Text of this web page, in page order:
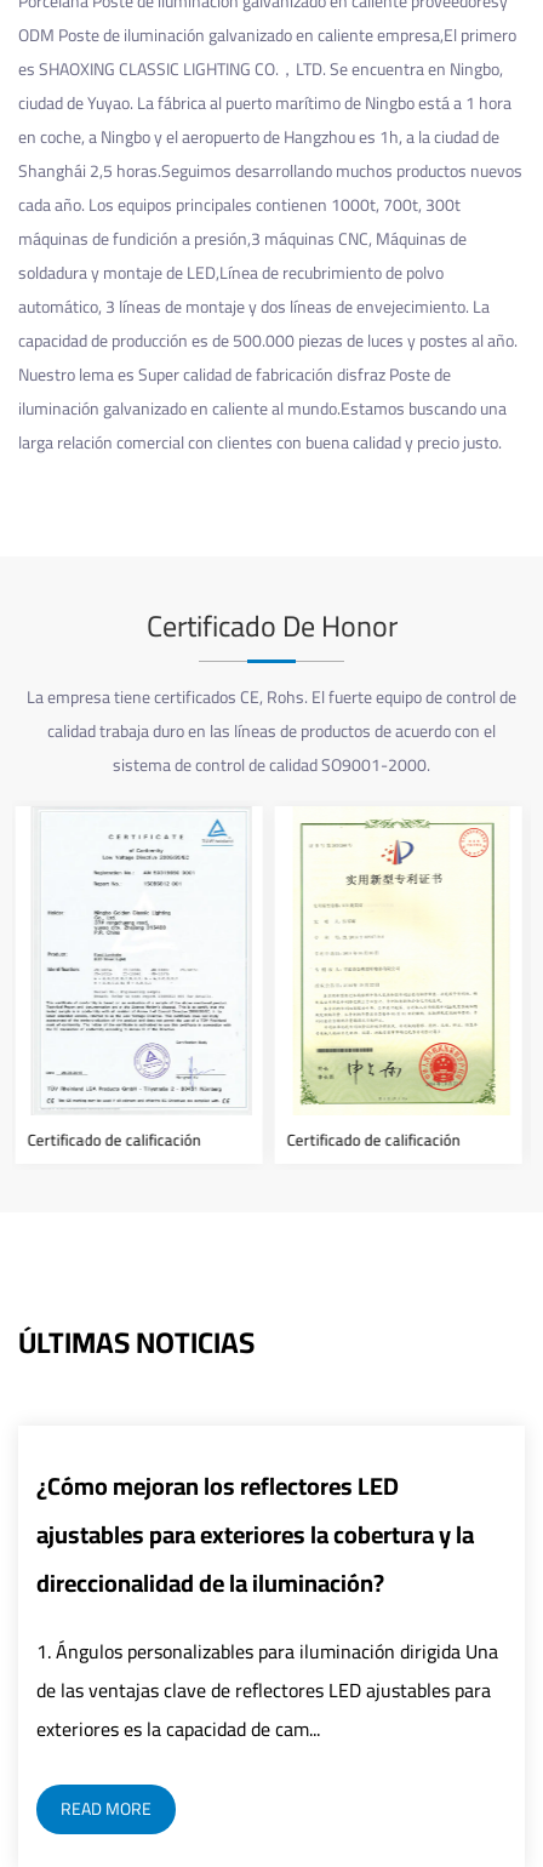
ODM Poste de iluminación galvanizado en caliente empresa,El primero
es SHAOXING CLASSIC LIGHTING CO.，LTD. Se encuentra en Ningbo,
ciudad de Yuyao. La fábrica al puerto marítimo de Ningbo está a 1 hora
en coche, a Ningbo y el aeropuerto de Hangzhou es 1h, a la ciudad de
Shanghái 2,5 horas.Seguimos desarrollando muchos productos nuevos
cada año. Los equipos principales contienen 1000t, 700t, 300t
máquinas de fundición a presión,3 máquinas CNC, Máquinas de
soldadura y montaje de LED,Línea de recubrimiento de polvo
automático, 3 líneas de montaje y dos líneas de envejecimiento. La
capacidad de producción es de 500.000 piezas de luces y postes al año.
Nuestro lema es Super calidad de fabricacióndisfraz Poste de
iluminación galvanizado en calienteal mundo.Estamos buscando una
larga relación comercial con clientes con buena calidad y precio justo.
Certificado De Honor
La empresa tiene certificados CE, Rohs. El fuerte equipo de control de
calidad trabaja duro en las líneas de productos de acuerdo con el
sistema de control de calidad SO9001-2000.
Certificado de calificación Certificado de
ÚLTIMAS NOTICIAS
LED
la cobertura y la
iluminación dirigida Una
LED ajustables para
¿Cómo pueden los
inteligentes mejorar
de las farolas LED?
1. Mejorar la eficiencia
control inteligente logra un
LED integrando tecnología